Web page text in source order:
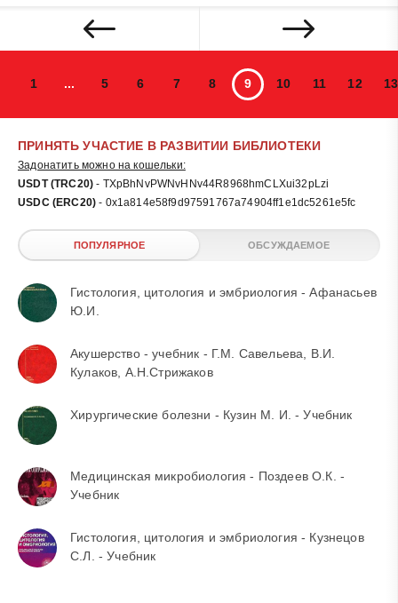
1 ... 5 6 7 8 9 10 11 12 13
ПРИНЯТЬ УЧАСТИЕ В РАЗВИТИИ БИБЛИОТЕКИ
Задонатить можно на кошельки:
USDT (TRC20) - TXpBhNvPWNvHNv44R8968hmCLXui32pLzi
USDC (ERC20) - 0x1a814e58f9d97591767a74904ff1e1dc5261e5fc
ПОПУЛЯРНОЕ ОБСУЖДАЕМОЕ
Гистология, цитология и эмбриология - Афанасьев
Ю.И.
Акушерство - учебник - Г.М. Савельева, В.И.
Кулаков, А.Н.Стрижаков
Хирургические болезни - Кузин М. И. - Учебник
Медицинская микробиология - Поздеев О.К. -
Учебник
Гистология, цитология и эмбриология - Кузнецов
С.Л. - Учебник